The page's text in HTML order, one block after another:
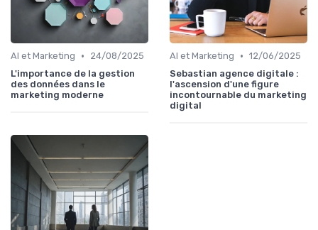
AI et Marketing •
24/08/2025
L'importance de la gestion
des données dans le
marketing moderne
AI et Marketing • 12/06/2025
Sebastian agence digitale :
l'ascension d'une figure
incontournable du marketing
digital